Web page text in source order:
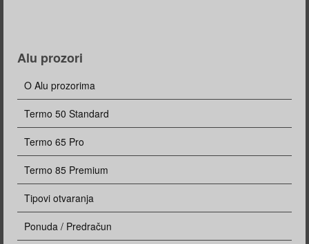
Alu prozori
O Alu prozorima
Termo 50 Standard
Termo 65 Pro
Termo 85 Premium
Tipovi otvaranja
Ponuda / Predračun